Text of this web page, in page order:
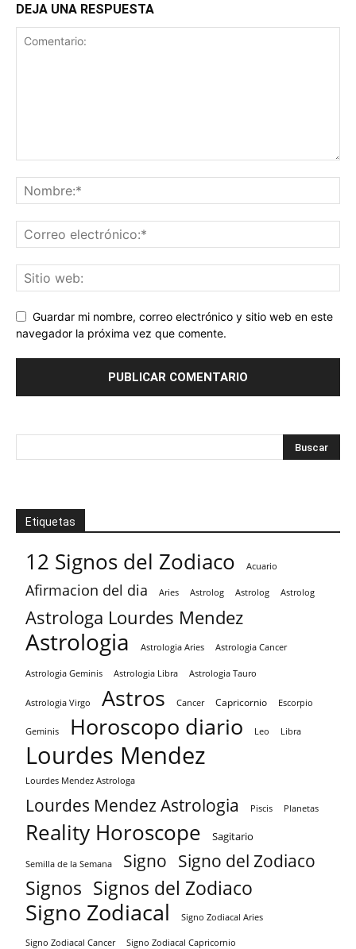
DEJA UNA RESPUESTA
Guardar mi nombre, correo electrónico y sitio web en este
navegador la próxima vez que comente.
Etiquetas
12 Signos del Zodiaco Acuario
Afirmacion del dia Aries Astrolog Astrolog Astrolog
Astrologa Lourdes Mendez
Astrologia Astrologia Aries Astrologia Cancer
Astrologia Geminis Astrologia Libra Astrologia Tauro
Astrologia Virgo Astros Cancer Capricornio Escorpio
Geminis Horoscopo diario Leo Libra
Lourdes Mendez
Lourdes Mendez Astrologa
Lourdes Mendez Astrologia Piscis Planetas
Reality Horoscope Sagitario
Semilla de la Semana Signo Signo del Zodiaco
Signos Signos del Zodiaco
Signo Zodiacal Signo Zodiacal Aries
Signo Zodiacal Cancer Signo Zodiacal Capricornio